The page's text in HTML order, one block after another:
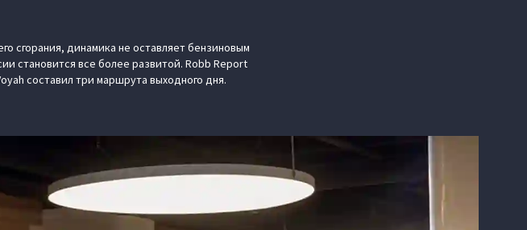
сгорания, динамика не оставляет бензиновым
становится все более развитой. Robb Report
составил три маршрута выходного дня.